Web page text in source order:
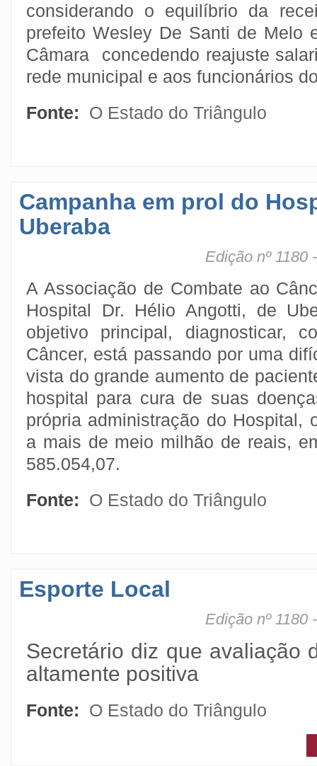
considerando o equilíbrio da
prefeito Wesley De Santi de Melo
Câmara concedendo reajuste
rede municipal e aos funcionários
Fonte:
O Estado do Triângulo
Campanha em prol do
Uberaba
Edição nº 1180
A Associação de Combate ao
Hospital Dr. Hélio Angotti, de
objetivo principal, diagnosticar,
Câncer, está passando por uma
vista do grande aumento de
hospital para cura de suas
própria administração do Hospital,
a mais de meio milhão de reais,
585.054,07.
Fonte:
O Estado do Triângulo
Esporte Local
Edição nº 1180
Secretário diz que avaliação
altamente positiva
Fonte: O Estado do Triângulo